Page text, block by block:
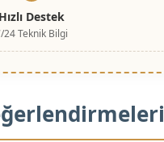
Hızlı Destek
24 Teknik Bilgi